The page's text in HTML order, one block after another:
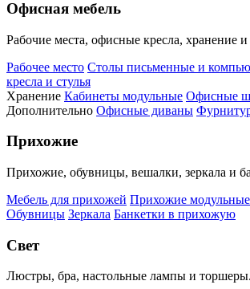
Офисная мебель
Рабочие места, офисные кресла, хранение и
Рабочее место Столы письменные и
кресла и стулья
Хранение Кабинеты модульные Офисные
Дополнительно Офисные диваны
Прихожие
Прихожие, обувницы, вешалки, зеркала и
Мебель для прихожей Прихожие модульные
Обувницы Зеркала Банкетки в прихожую
Свет
Люстры, бра, настольные лампы и торшеры.